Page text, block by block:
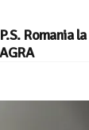
Romania